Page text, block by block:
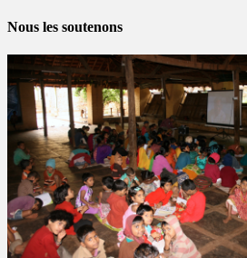
Nous les soutenons